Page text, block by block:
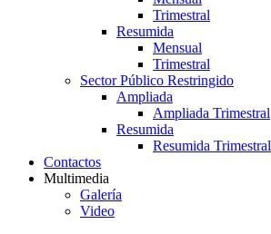
Trimestral
Resumida
Mensual
Trimestral
Sector Público Restringido
Ampliada
Ampliada Trimestral
Resumida
Resumida Trimestral
Contactos
Multimedia
Galería
Video